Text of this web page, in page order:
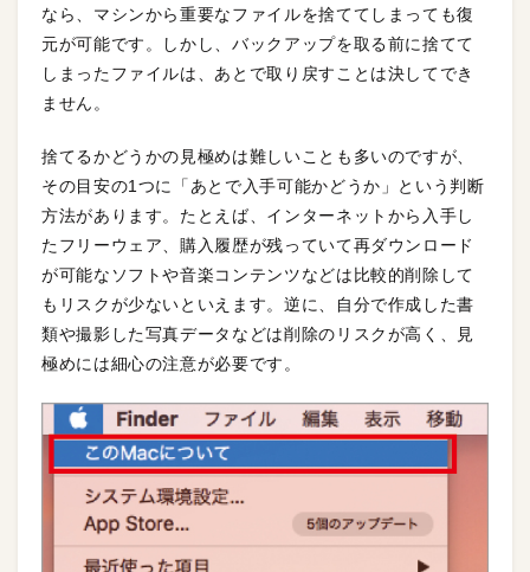
なら、マシンから重要なファイルを捨ててしまっても復
元が可能です。しかし、バックアップを取る前に捨てて
しまったファイルは、あとで取り戻すことは決してでき
ません。
捨てるかどうかの見極めは難しいことも多いのですが、
その目安の1つに「あとで入手可能かどうか」という判断
方法があります。たとえば、インターネットから入手し
たフリーウェア、購入履歴が残っていて再ダウンロード
が可能なソフトや音楽コンテンツなどは比較的削除して
もリスクが少ないといえます。逆に、自分で作成した書
類や撮影した写真データなどは削除のリスクが高く、見
極めには細心の注意が必要です。